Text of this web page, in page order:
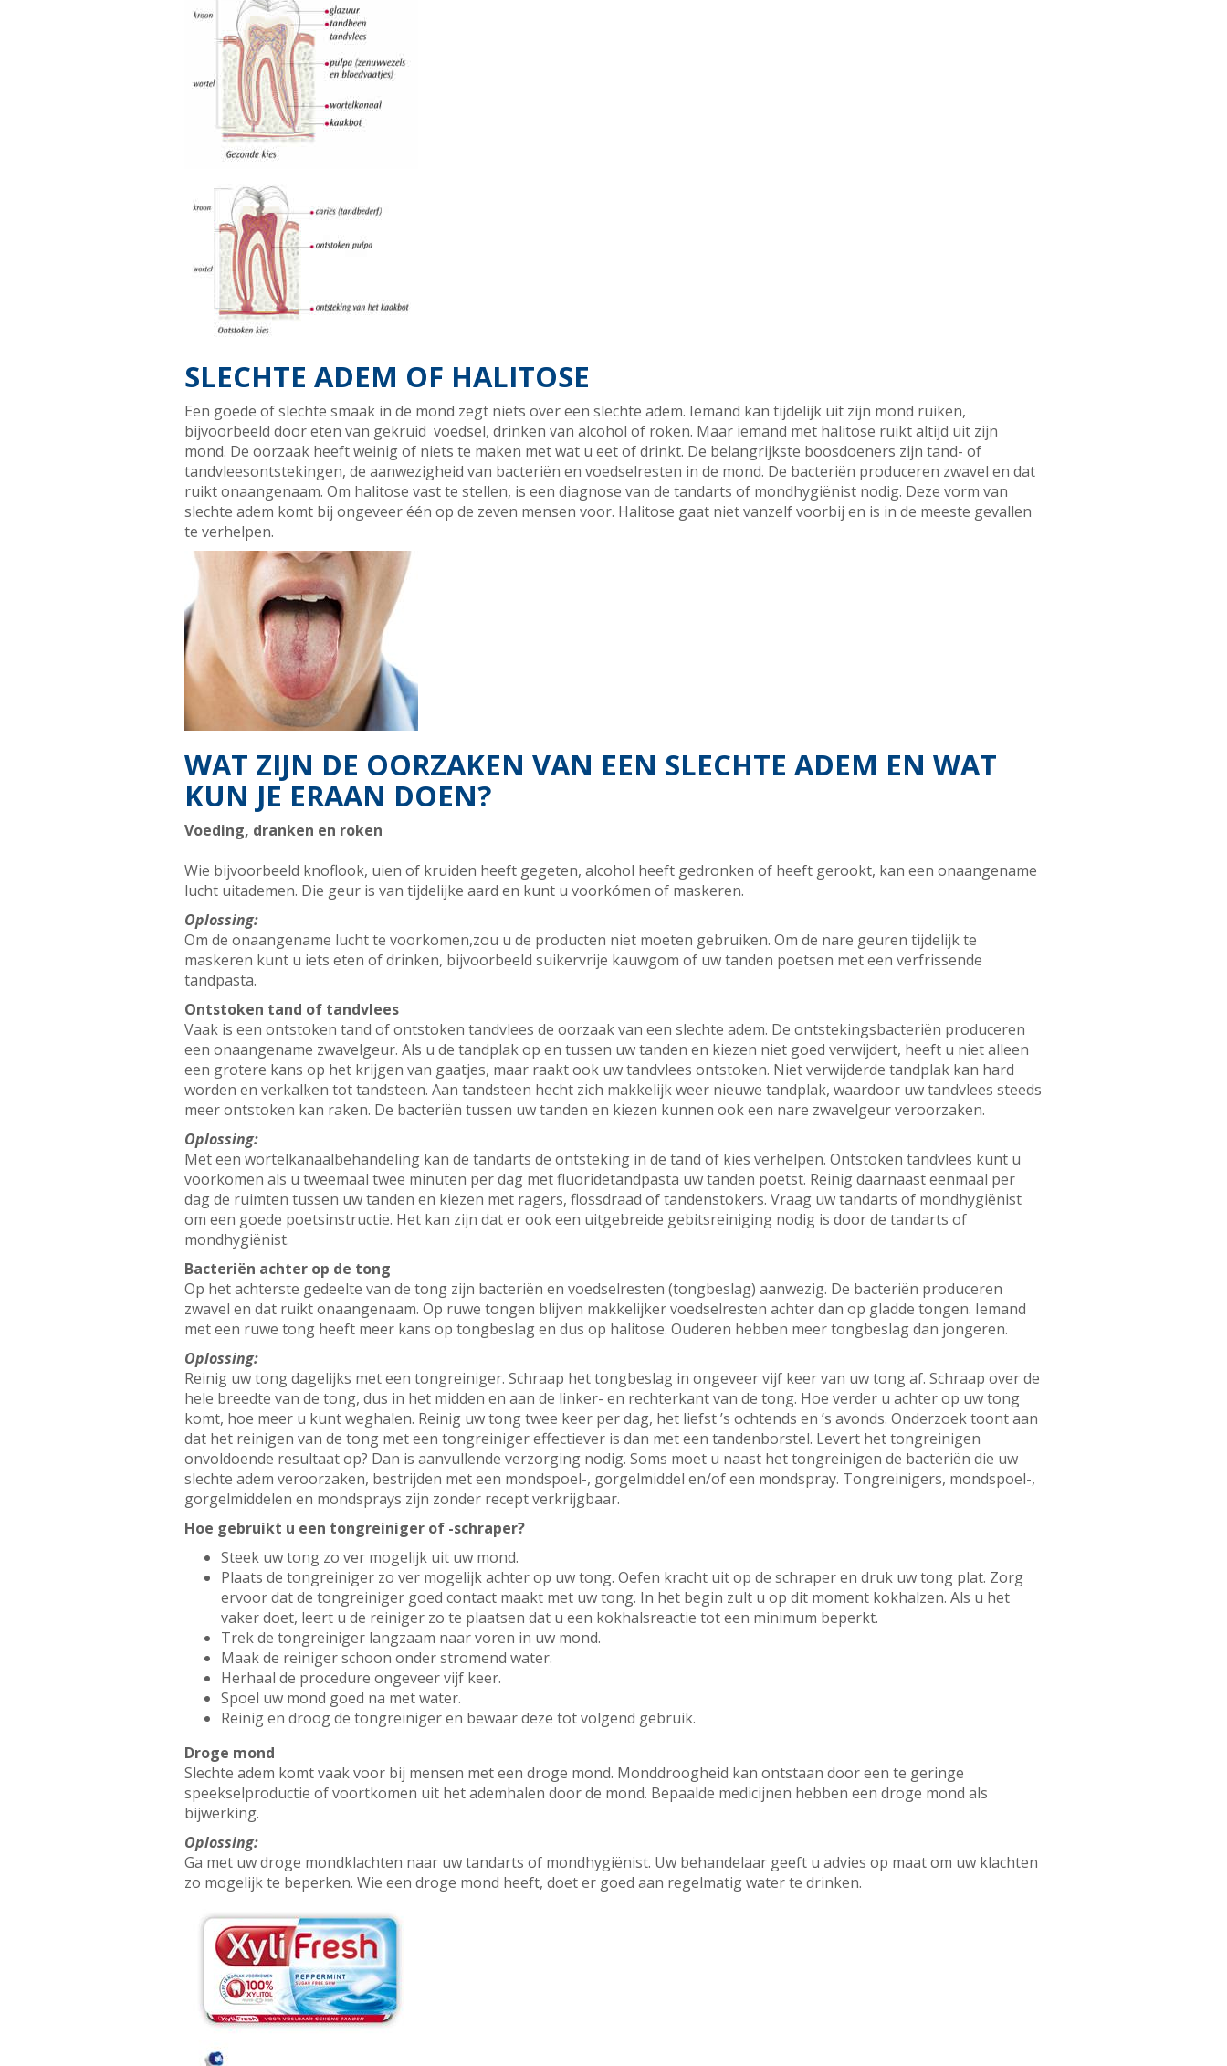
SLECHTE ADEM OF HALITOSE
Een goede of slechte smaak in de mond zegt niets over een slechte adem. Iemand kan tijdelijk uit zijn mond ruiken,
bijvoorbeeld door eten van gekruid voedsel, drinken van alcohol of roken. Maar iemand met halitose ruikt altijd uit zijn
mond. De oorzaak heeft weinig of niets te maken met wat u eet of drinkt. De belangrijkste boosdoeners zijn tand- of
tandvleesontstekingen, de aanwezigheid van bacteriën en voedselresten in de mond. De bacteriën produceren zwavel en dat
ruikt onaangenaam. Om halitose vast te stellen, is een diagnose van de tandarts of mondhygiënist nodig. Deze vorm van
slechte adem komt bij ongeveer één op de zeven mensen voor. Halitose gaat niet vanzelf voorbij en is in de meeste gevallen
te verhelpen.
WAT ZIJN DE OORZAKEN VAN EEN SLECHTE ADEM EN WAT
KUN JE ERAAN DOEN?
Voeding, dranken en roken
Wie bijvoorbeeld knoflook, uien of kruiden heeft gegeten, alcohol heeft gedronken of heeft gerookt, kan een onaangename
lucht uitademen. Die geur is van tijdelijke aard en kunt u voorkómen of maskeren.
Oplossing:
Om de onaangename lucht te voorkomen,zou u de producten niet moeten gebruiken. Om de nare geuren tijdelijk te
maskeren kunt u iets eten of drinken, bijvoorbeeld suikervrije kauwgom of uw tanden poetsen met een verfrissende
tandpasta.
Ontstoken tand of tandvlees
Vaak is een ontstoken tand of ontstoken tandvlees de oorzaak van een slechte adem. De ontstekingsbacteriën produceren
een onaangename zwavelgeur. Als u de tandplak op en tussen uw tanden en kiezen niet goed verwijdert, heeft u niet alleen
een grotere kans op het krijgen van gaatjes, maar raakt ook uw tandvlees ontstoken. Niet verwijderde tandplak kan hard
worden en verkalken tot tandsteen. Aan tandsteen hecht zich makkelijk weer nieuwe tandplak, waardoor uw tandvlees steeds
meer ontstoken kan raken. De bacteriën tussen uw tanden en kiezen kunnen ook een nare zwavelgeur veroorzaken.
Oplossing:
Met een wortelkanaalbehandeling kan de tandarts de ontsteking in de tand of kies verhelpen. Ontstoken tandvlees kunt u
voorkomen als u tweemaal twee minuten per dag met fluoridetandpasta uw tanden poetst. Reinig daarnaast eenmaal per
dag de ruimten tussen uw tanden en kiezen met ragers, flossdraad of tandenstokers. Vraag uw tandarts of mondhygiënist
om een goede poetsinstructie. Het kan zijn dat er ook een uitgebreide gebitsreiniging nodig is door de tandarts of
mondhygiënist.
Bacteriën achter op de tong
Op het achterste gedeelte van de tong zijn bacteriën en voedselresten (tongbeslag) aanwezig. De bacteriën produceren
zwavel en dat ruikt onaangenaam. Op ruwe tongen blijven makkelijker voedselresten achter dan op gladde tongen. Iemand
met een ruwe tong heeft meer kans op tongbeslag en dus op halitose. Ouderen hebben meer tongbeslag dan jongeren.
Oplossing:
Reinig uw tong dagelijks met een tongreiniger. Schraap het tongbeslag in ongeveer vijf keer van uw tong af. Schraap over de
hele breedte van de tong, dus in het midden en aan de linker- en rechterkant van de tong. Hoe verder u achter op uw tong
komt, hoe meer u kunt weghalen. Reinig uw tong twee keer per dag, het liefst ’s ochtends en ’s avonds. Onderzoek toont aan
dat het reinigen van de tong met een tongreiniger effectiever is dan met een tandenborstel. Levert het tongreinigen
onvoldoende resultaat op? Dan is aanvullende verzorging nodig. Soms moet u naast het tongreinigen de bacteriën die uw
slechte adem veroorzaken, bestrijden met een mondspoel-, gorgelmiddel en/of een mondspray. Tongreinigers, mondspoel-,
gorgelmiddelen en mondsprays zijn zonder recept verkrijgbaar.
Hoe gebruikt u een tongreiniger of -schraper?
Steek uw tong zo ver mogelijk uit uw mond.
Plaats de tongreiniger zo ver mogelijk achter op uw tong. Oefen kracht uit op de schraper en druk uw tong plat. Zorg
ervoor dat de tongreiniger goed contact maakt met uw tong. In het begin zult u op dit moment kokhalzen. Als u het
vaker doet, leert u de reiniger zo te plaatsen dat u een kokhalsreactie tot een minimum beperkt.
Trek de tongreiniger langzaam naar voren in uw mond.
Maak de reiniger schoon onder stromend water.
Herhaal de procedure ongeveer vijf keer.
Spoel uw mond goed na met water.
Reinig en droog de tongreiniger en bewaar deze tot volgend gebruik.
Droge mond
Slechte adem komt vaak voor bij mensen met een droge mond. Monddroogheid kan ontstaan door een te geringe
speekselproductie of voortkomen uit het ademhalen door de mond. Bepaalde medicijnen hebben een droge mond als
bijwerking.
Oplossing:
Ga met uw droge mondklachten naar uw tandarts of mondhygiënist. Uw behandelaar geeft u advies op maat om uw klachten
zo mogelijk te beperken. Wie een droge mond heeft, doet er goed aan regelmatig water te drinken.